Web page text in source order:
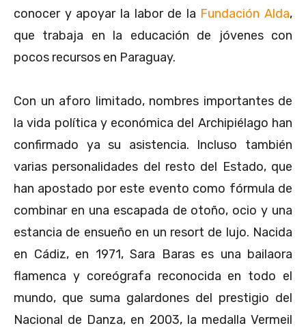
conocer y apoyar la labor de la Fundación Alda,
que trabaja en la educación de jóvenes con
pocos recursos en Paraguay.
Con un aforo limitado, nombres importantes de
la vida política y económica del Archipiélago han
confirmado ya su asistencia. Incluso también
varias personalidades del resto del Estado, que
han apostado por este evento como fórmula de
combinar en una escapada de otoño, ocio y una
estancia de ensueño en un resort de lujo. Nacida
en Cádiz, en 1971, Sara Baras es una bailaora
flamenca y coreógrafa reconocida en todo el
mundo, que suma galardones del prestigio del
Nacional de Danza, en 2003, la medalla Vermeil